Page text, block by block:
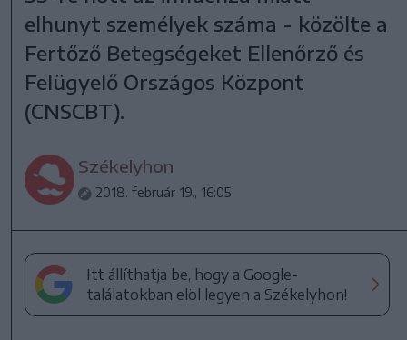
elhunyt személyek száma - közölte a
Fertőző Betegségeket Ellenőrző és
Felügyelő Országos Központ
(CNSCBT).
Székelyhon
2018. február 19., 16:05
Itt állíthatja be, hogy a Google-
találatokban elöl legyen a Székelyhon!